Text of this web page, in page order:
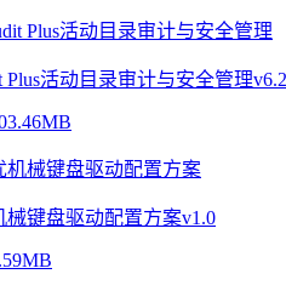
Plus活动目录审计与安全管理v6.2
械键盘驱动配置方案v1.0